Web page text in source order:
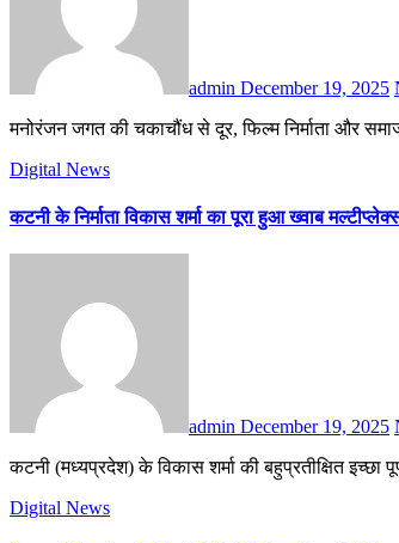
admin December 19, 2025
मनोरंजन जगत की चकाचौंध से दूर, फिल्म निर्माता और
Digital News
कटनी के निर्माता विकास शर्मा का पूरा हुआ ख्वाब
admin December 19, 2025
कटनी (मध्यप्रदेश) के विकास शर्मा की बहुप्रतीक्षित
Digital News